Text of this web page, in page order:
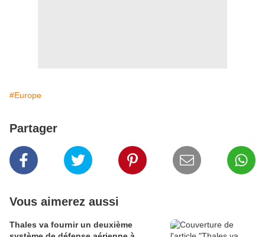
#Europe
Partager
Vous aimerez aussi
Thales va fournir un deuxième